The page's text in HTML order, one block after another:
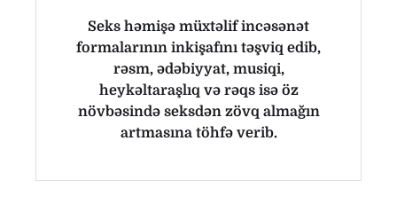
Seks həmişə müxtəlif incəsənət
formalarının inkişafını təşviq edib,
rəsm, ədəbiyyat, musiqi,
heykəltaraşlıq və rəqs isə öz
növbəsində seksdən zövq almağın
artmasına töhfə verib.